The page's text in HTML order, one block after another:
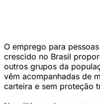
O emprego para
crescido no Brasil
outros grupos da
vêm acompanhadas de
carteira e sem proteção